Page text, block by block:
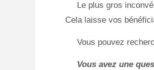
Le plus gros
Cela laisse vos
Vous pouvez
Vous avez une